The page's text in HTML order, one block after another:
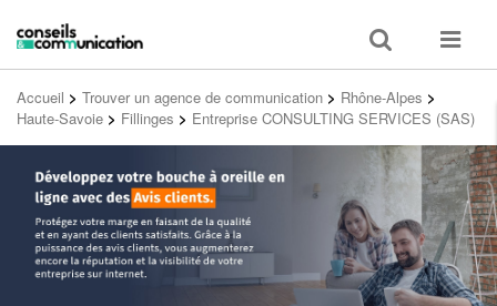
Toggle
search
Toggle
Accueil > Trouver un agence de communication > Rhône-Alpes >
Haute-Savoie > Fillinges > Entreprise CONSULTING SERVICES (SAS)